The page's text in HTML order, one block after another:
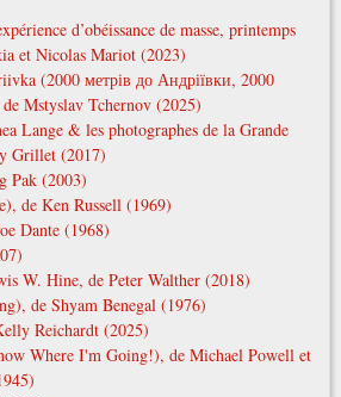
d’obéissance de masse, printemps
et Nicolas Mariot (2023)
(2000 метрів до Андріївки, 2000
Mstyslav Tchernov (2025)
Lange & les photographes de la Grande
Grillet (2017)
Pak (2003)
de Ken Russell (1969)
Dante (1968)
W. Hine, de Peter Walther (2018)
de Shyam Benegal (1976)
Reichardt (2025)
Where I'm Going!), de Michael Powell et